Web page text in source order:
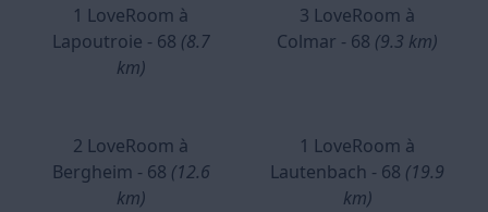
1 LoveRoom à
Lapoutroie - 68 (8.7
km)
3 LoveRoom à
Colmar - 68 (9.3 km)
2 LoveRoom à
Bergheim - 68 (12.6
km)
1 LoveRoom à
Lautenbach - 68 (19.9
km)